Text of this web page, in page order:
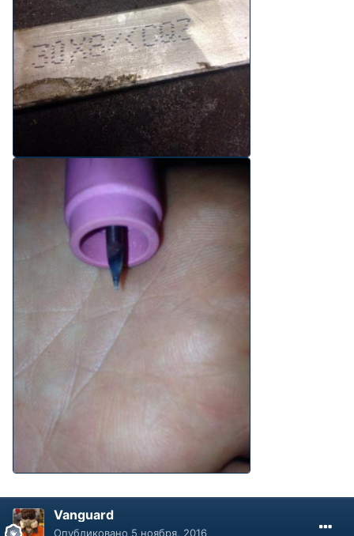
Vanguard
Опубликовано 5 ноября, 2016